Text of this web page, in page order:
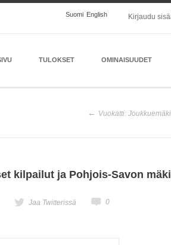
Suomi English Kirjaudu
TULOKSET OMINAISUUDET
Vuokatti:
kilpailut ja Pohjois-Savon
Jaa Twitterissä 0